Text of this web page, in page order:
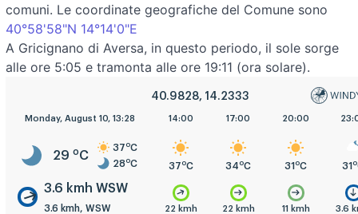
comuni. Le coordinate geografiche del Comune sono
40°58'58"N 14°14'0"E
A Gricignano di Aversa, in questo periodo, il sole sorge
alle ore 5:05 e tramonta alle ore 19:11 (ora solare).
40.9828, 14.2333
Monday, August 10, 13:28
29 oC
37 oC
28 oC
3.6 kmh WSW
3.6 kmh, WSW
kmh
8:00
3.6 kmh
11:00
35oC
3.6 kmh
14:00
37 oC
22 kmh
17:00
34 oC
22 kmh
20:00
31 oC
11 kmh
31 o
3.6